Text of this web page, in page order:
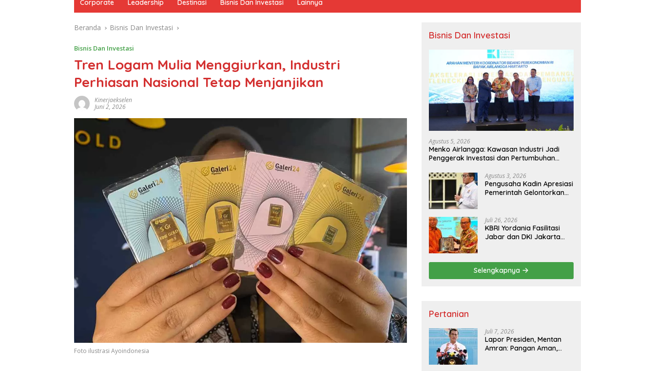
Corporate Leadership Destinasi Bisnis Dan Investasi Lainnya
Beranda Bisnis Dan Investasi
Bisnis Dan Investasi
Tren Logam Mulia Menggiurkan, Industri
Perhiasan Nasional Tetap Menjanjikan
Kinerjaekselen
Juni 2, 2026
Foto ilustrasi Ayoindonesia
Bisnis Dan Investasi
Agustus 5, 2026
Menko Airlangga: Kawasan Industri Jadi
Penggerak Investasi dan Pertumbuhan
Agustus 3, 2026
Pengusaha Kadin Apresiasi
Pemerintah Gelontorkan
Juli 26, 2026
KBRI Yordania Fasilitasi
Jabar dan DKI Jakarta
Internasional
Selengkapnya
Pertanian
Juli 7, 2026
Lapor Presiden, Mentan
Amran: Pangan Aman,